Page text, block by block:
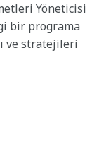
Yöneticisi
bir programa
ve stratejileri